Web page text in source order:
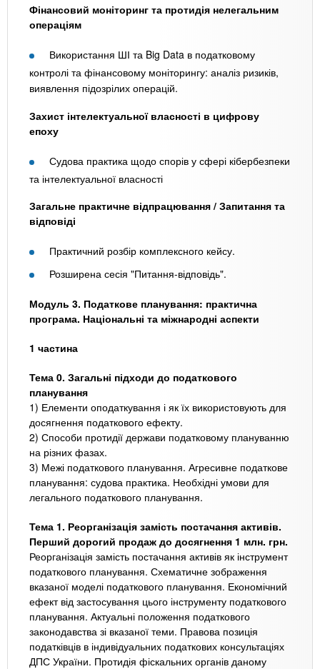
Фінансовий моніторинг та протидія нелегальним
операціям
Використання ШІ та Big Data в податковому
контролі та фінансовому моніторингу: аналіз ризиків,
виявлення підозрілих операцій.
Захист інтелектуальної власності в цифрову
епоху
Судова практика щодо спорів у сфері кібербезпеки
та інтелектуальної власності
Загальне практичне відпрацювання / Запитання та
відповіді
Практичний розбір комплексного кейсу.
Розширена сесія "Питання-відповідь".
Модуль 3. Податкове планування: практична
програма. Національні та міжнародні аспекти
1 частина
Тема 0. Загальні підходи до податкового
планування
1) Елементи оподаткування і як їх використовують для
досягнення податкового ефекту.
2) Способи протидії держави податковому плануванню
на різних фазах.
3) Межі податкового планування. Агресивне податкове
планування: судова практика. Необхідні умови для
легального податкового планування.
Тема 1. Реорганізація замість постачання активів.
Перший дорогий продаж до досягнення 1 млн. грн.
Реорганізація замість постачання активів як інструмент
податкового планування. Схематичне зображення
вказаної моделі податкового планування. Економічний
ефект від застосування цього інструменту податкового
планування. Актуальні положення податкового
законодавства зі вказаної теми. Правова позиція
податківців в індивідуальних податкових консультаціях
ДПС України. Протидія фіскальних органів даному